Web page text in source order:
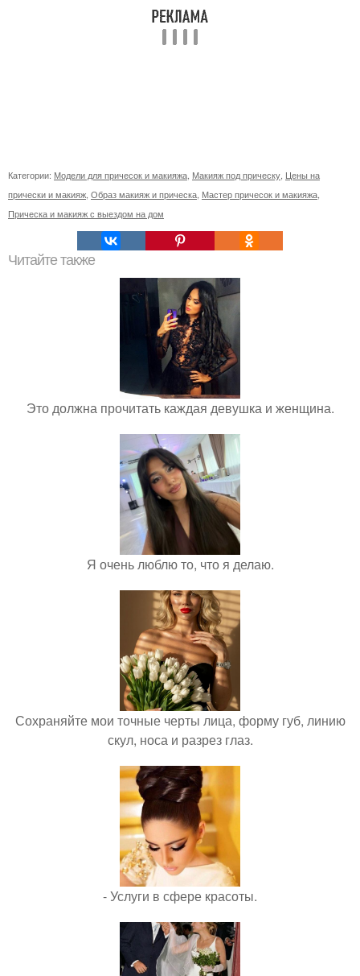
Категории: Модели для причесок и макияжа Макияж под прическу Цены на
прически и макияж Образ макияж и прическа Мастер причесок и макияжа
Прическа и макияж с выездом на дом
Читайте также
Это должна прочитать каждая девушка и женщина.
Я очень люблю то, что я делаю.
Сохраняйте мои точные черты лица, форму губ, линию
скул, носа и разрез глаз.
- Услуги в сфере красоты.